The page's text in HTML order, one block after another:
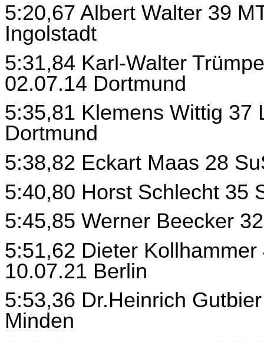
5:20,67 Albert Walter 39
Ingolstadt
5:31,84 Karl-Walter
02.07.14 Dortmund
5:35,81 Klemens Wittig 37
Dortmund
5:38,82 Eckart Maas 28
5:40,80 Horst Schlecht 35
5:45,85 Werner Beecker
5:51,62 Dieter
10.07.21 Berlin
5:53,36 Dr.Heinrich
Minden